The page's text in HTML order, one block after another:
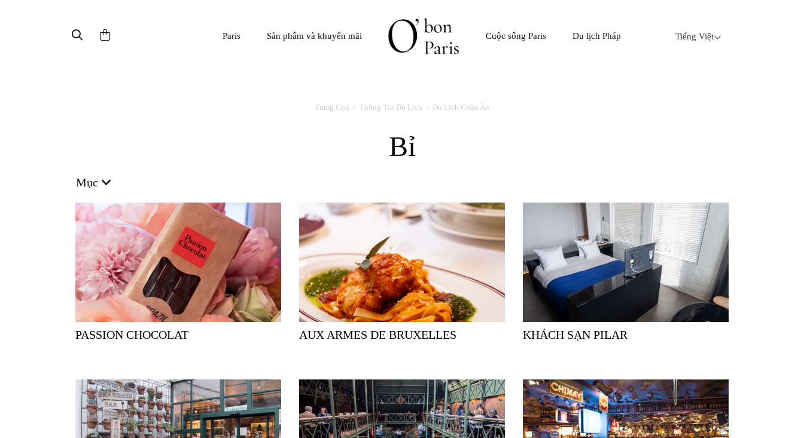
Paris Sản phẩm và khuyến mãi Cuộc sống Paris Du lịch Pháp Tiếng Việt
Trang Chủ Thông Tin Du Lịch Du Lịch Châu Âu
Bỉ
Mục
PASSION CHOCOLAT AUX ARMES DE BRUXELLES KHÁCH SẠN PILAR